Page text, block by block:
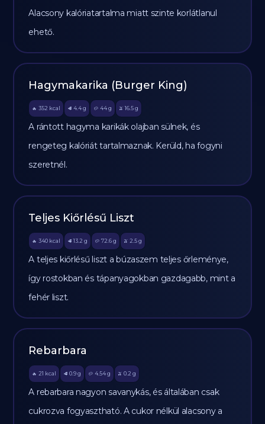
Alacsony kalóriatartalma miatt szinte korlátlanul
ehető.
Hagymakarika (Burger King)
🔥 352 kcal 🥩 4.4 g 🥔 44g 🫒 16.5 g
A rántott hagyma karikák olajban sülnek, és
rengeteg kalóriát tartalmaznak. Kerüld, ha fogyni
szeretnél.
Teljes Kiőrlésű Liszt
🔥 340 kcal 🥩 13.2 g 🥔 72.6g 🫒 2.5 g
A teljes kiőrlésű liszt a búzaszem teljes őrleménye,
így rostokban és tápanyagokban gazdagabb, mint a
fehér liszt.
Rebarbara
🔥 21 kcal 🥩 0.9 g 🥔 4.54g 🫒 0.2 g
A rebarbara nagyon savanykás, és általában csak
cukrozva fogyasztható. A cukor nélkül alacsony a